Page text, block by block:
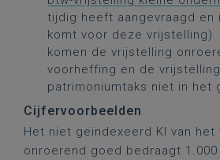
tijdig heeft aangevraagd en
komt voor deze vrijstelling).
komen de vrijstelling
voorheffing en de vrijstelling
patrimoniumtaks niet in
Cijfervoorbeelden
Het niet geïndexeerd KI van het
onroerend goed bedraagt 1.000